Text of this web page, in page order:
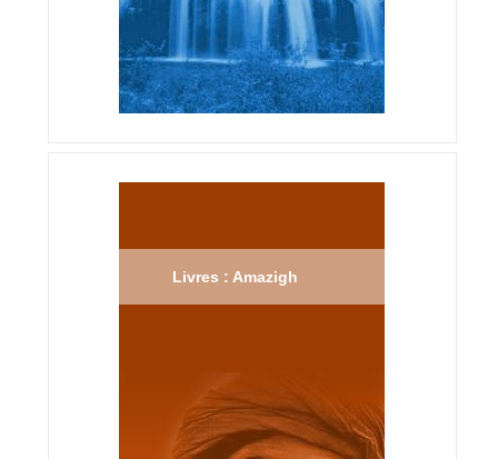
Livres : Amazigh